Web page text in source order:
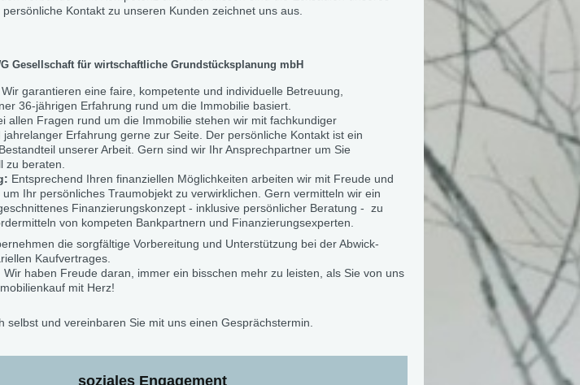
Kontakt zu unseren Kunden zeichnet uns aus.
Gesellschaft für wirtschaftliche Grundstücksplanung mbH
Wir garantieren eine faire, kompetente und individuelle Betreuung,
36-jährigen Erfahrung rund um die Immobilie basiert.
allen Fragen rund um die Immobilie stehen wir mit fachkundiger
jahrelanger Erfahrung gerne zur Seite. Der persönliche Kontakt ist ein
unserer Arbeit. Gern sind wir Ihr Ansprechpartner um Sie
zu beraten.
Entsprechend Ihren finanziellen Möglichkeiten arbeiten wir mit Freude und
um Ihr persönliches Traumobjekt zu verwirklichen. Gern vermitteln wir ein
Finanzierungskonzept - inklusive persönlicher Beratung - zu
von kompeten Bankpartnern und Finanzierungsexperten.
die sorgfältige Vorbereitung und Unterstützung bei der Abwick-
Kaufvertrages.
Wir haben Freude daran, immer ein bisschen mehr zu leisten, als Sie von uns
mit Herz!
selbst und vereinbaren Sie mit uns einen Gesprächstermin.
soziales Engagement